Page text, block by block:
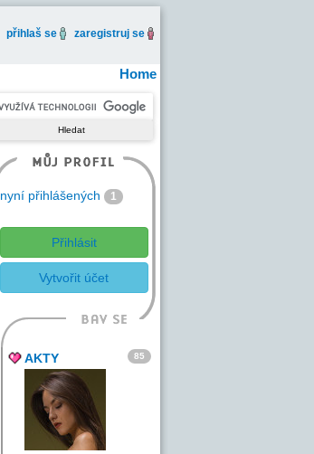
přihlaš se zaregistruj se
Home
nyní přihlášených 1
Přihlásit
Vytvořit účet
AKTY 85